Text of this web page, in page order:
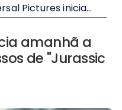
Pictures inicia
a pré-venda de
Recomeço"
amanhã a
de "Jurassic